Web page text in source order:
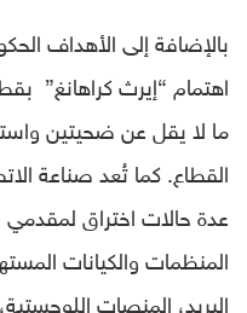
بالإضافة إلى الأهداف
اهتمام “إيرث كراهانغ”
القطاع. كما تُعد صناعة
عدة حالات اختراق
المنظمات والكيانات
البريد، المنصات